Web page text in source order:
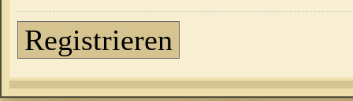
Registrieren